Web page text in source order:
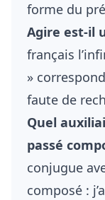
forme du
Agire est-il
français
»
faute de
Quel
passé
conjugue
composé :